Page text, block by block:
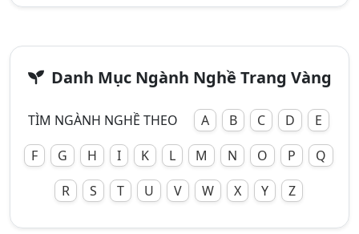
Danh Mục Ngành Nghề Trang Vàng
TÌM NGÀNH NGHỀ THEO A B C D
E
F
G H I K L M N O P
Q
R
S T U V W X Y Z